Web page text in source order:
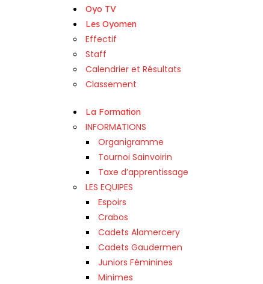
Oyo TV
Les Oyomen
Effectif
Staff
Calendrier et Résultats
Classement
La Formation
INFORMATIONS
Organigramme
Tournoi Sainvoirin
Taxe d’apprentissage
LES EQUIPES
Espoirs
Crabos
Cadets Alamercery
Cadets Gaudermen
Juniors Féminines
Minimes